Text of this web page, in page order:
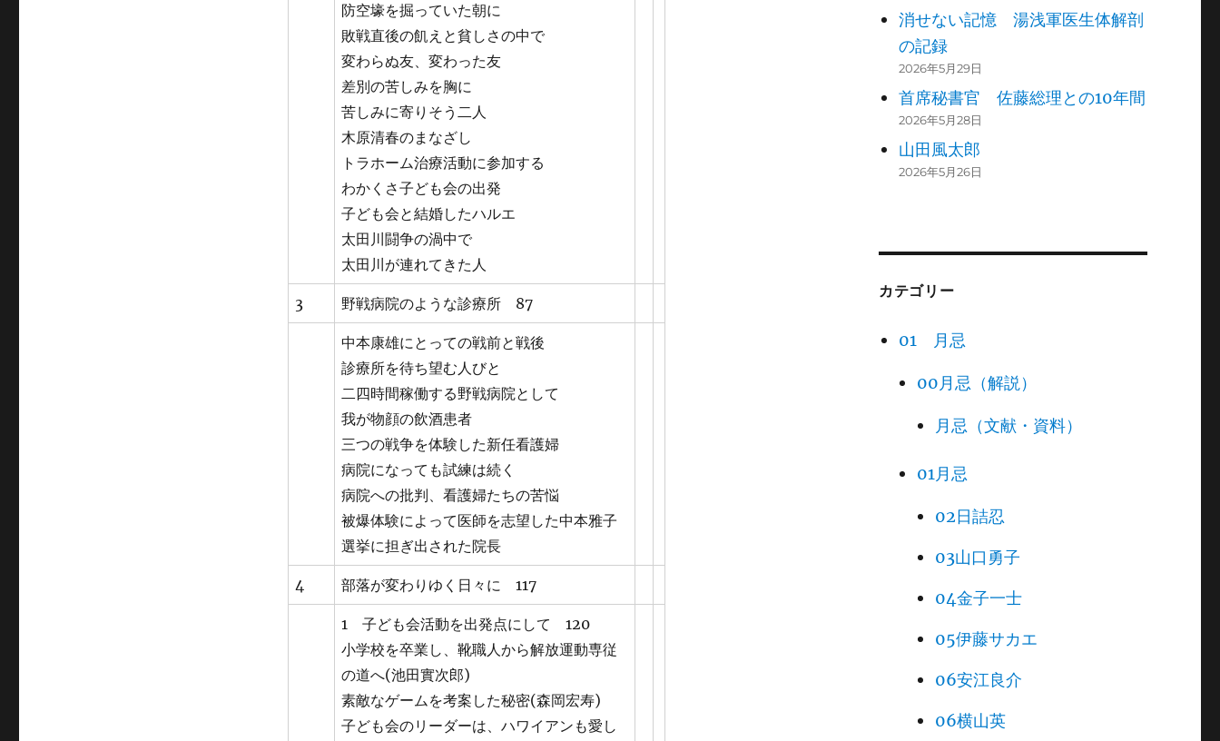
防空壕を掘っていた朝に
敗戦直後の飢えと貧しさの中で
変わらぬ友、変わった友
差別の苦しみを胸に
苦しみに寄りそう二人
木原清春のまなざし
トラホーム治療活動に参加する
わかくさ子ども会の出発
子ども会と結婚したハルエ
太田川闘争の渦中で
太田川が連れてきた人
3 野戦病院のような診療所 87
中本康雄にとっての戦前と戦後
診療所を待ち望む人びと
二四時間稼働する野戦病院として
我が物顔の飲酒患者
三つの戦争を体験した新任看護婦
病院になっても試練は続く
病院への批判、看護婦たちの苦悩
被爆体験によって医師を志望した中本雅子
選挙に担ぎ出された院長
4 部落が変わりゆく日々に 117
1 子ども会活動を出発点にして 120
小学校を卒業し、靴職人から解放運動専従
の道へ(池田實次郎)
素敵なゲームを考案した秘密(森岡宏寿)
子ども会のリーダーは、ハワイアンも愛し
消せない記憶 湯浅軍医生体解剖
の記録
2026年5月29日
首席秘書官 佐藤総理との10年間
2026年5月28日
山田風太郎
2026年5月26日
カテゴリー
01 月忌
00月忌（解説）
月忌（文献・資料）
01月忌
02日詰忍
03山口勇子
04金子一士
05伊藤サカエ
06安江良介
06横山英